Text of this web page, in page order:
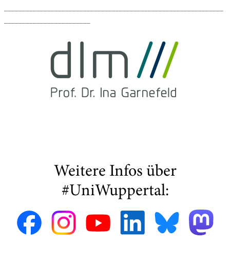
Weitere Infos über
#UniWuppertal: